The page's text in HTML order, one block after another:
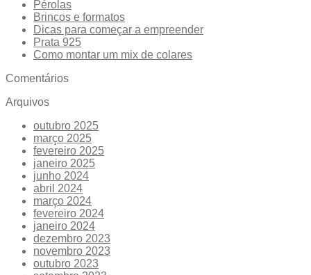
Pérolas
Brincos e formatos
Dicas para começar a empreender
Prata 925
Como montar um mix de colares
Comentários
Arquivos
outubro 2025
março 2025
fevereiro 2025
janeiro 2025
junho 2024
abril 2024
março 2024
fevereiro 2024
janeiro 2024
dezembro 2023
novembro 2023
outubro 2023